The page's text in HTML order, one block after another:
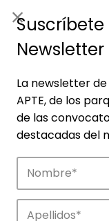
Newsletter
La newsletter
APTE, de los
de las
destacadas del